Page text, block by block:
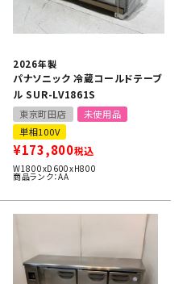
2026年製
パナソニック 冷蔵コールドテーブ
ル SUR-LV1861S
東京町田店
未使用品
単相100V
¥173,800税込
W1800xD600xH800
商品ランク：AA